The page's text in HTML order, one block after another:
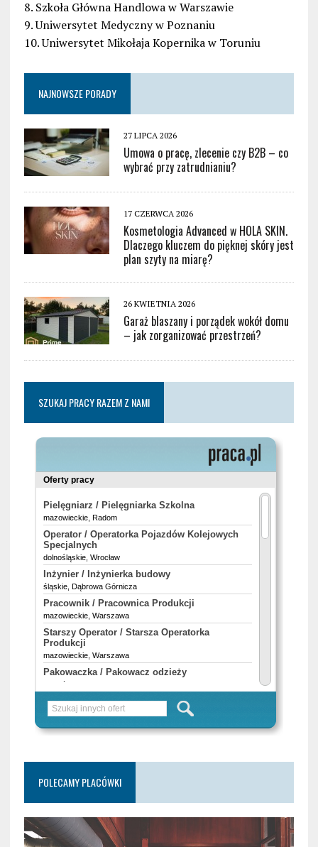
8. Szkoła Główna Handlowa w Warszawie
9. Uniwersytet Medyczny w Poznaniu
10. Uniwersytet Mikołaja Kopernika w Toruniu
NAJNOWSZE PORADY
27 LIPCA 2026
Umowa o pracę, zlecenie czy B2B – co
wybrać przy zatrudnianiu?
17 CZERWCA 2026
Kosmetologia Advanced w HOLA SKIN.
Dlaczego kluczem do pięknej skóry jest
plan szyty na miarę?
26 KWIETNIA 2026
Garaż blaszany i porządek wokół domu
– jak zorganizować przestrzeń?
SZUKAJ PRACY RAZEM Z NAMI
POLECAMY PLACÓWKI